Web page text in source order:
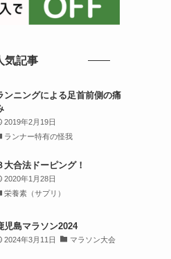
気記事
ンニングによる足首前側の痛
2019年2月19日
ランナー特有の怪我
大合法ドーピング！
2020年1月28日
栄養素（サプリ）
児島マラソン2024
2024年3月11日 マラソン大会